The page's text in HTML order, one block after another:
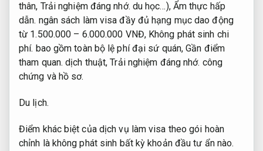
thân, Trải nghiệm đáng nhớ. du học…), Ẩm thực hấp
dẫn. ngân sách làm visa đầy đủ hạng mục dao động
từ 1.500.000 – 6.000.000 VNĐ, Không phát sinh chi
phí. bao gồm toàn bộ lệ phí đại sứ quán,Gần điểm
tham quan. dịch thuật,Trải nghiệm đáng nhớ. công
chứng và hồ sơ.
Du lịch.
Điểm khác biệt của dịch vụ làm visa theo gói hoàn
chỉnh là không phát sinh bất kỳ khoản đầu tư ẩn nào.